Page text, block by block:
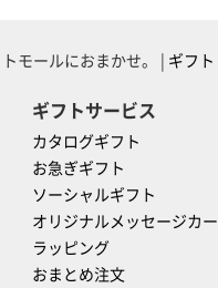
モールにおまかせ。 | ギフ
ギフトサービス
カタログギフト
お急ぎギフト
ソーシャルギフト
オリジナルメッセージカ
ラッピング
おまとめ注文